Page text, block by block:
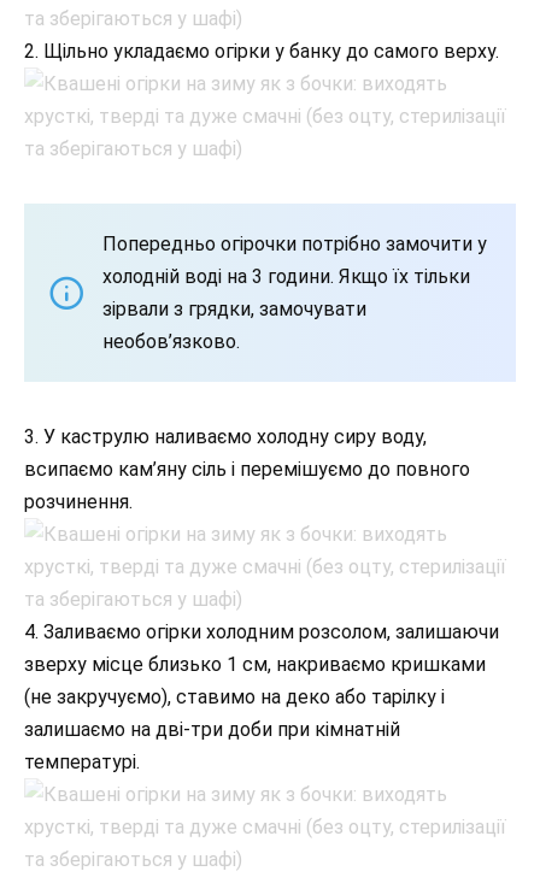
2. Щільно укладаємо огірки у банку до самого верху.
Попередньо огірочки потрібно замочити у
холодній воді на 3 години. Якщо їх тільки
зірвали з грядки, замочувати
необов’язково.
3. У каструлю наливаємо холодну сиру воду,
всипаємо кам’яну сіль і перемішуємо до повного
розчинення.
4. Заливаємо огірки холодним розсолом, залишаючи
зверху місце близько 1 см, накриваємо кришками
(не закручуємо), ставимо на деко або тарілку і
залишаємо на дві-три доби при кімнатній
температурі.